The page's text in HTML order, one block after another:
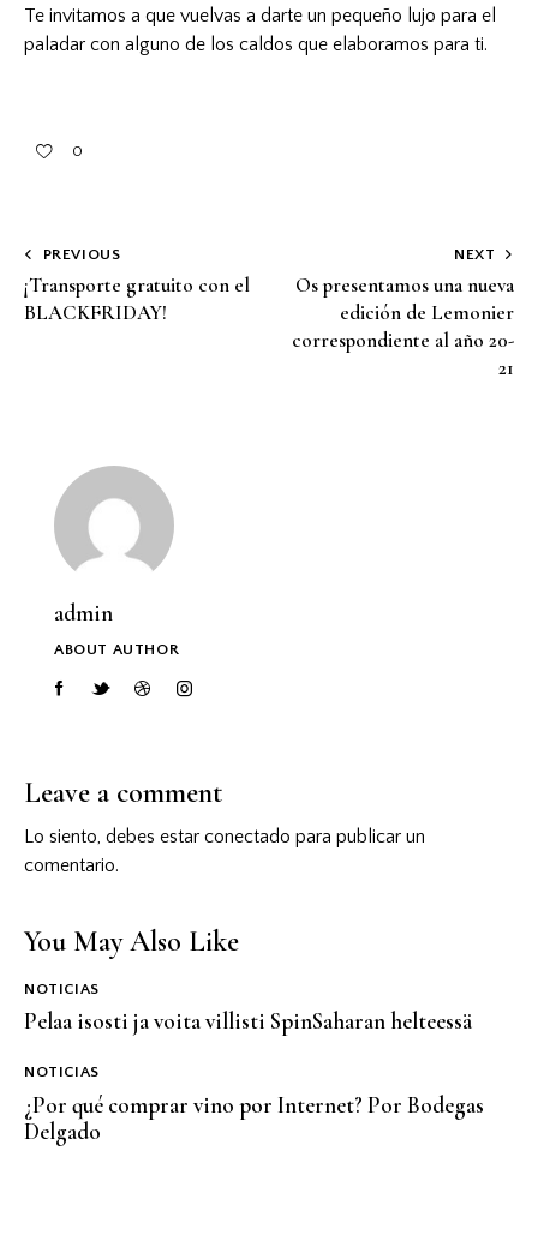
Te invitamos a que vuelvas a darte un pequeño lujo para el
paladar con alguno de los caldos que elaboramos para ti.
0
PREVIOUS
¡Transporte gratuito con el
BLACKFRIDAY!
NEXT
Os presentamos una nueva
edición de Lemonier
correspondiente al año 20-
21
admin
ABOUT AUTHOR
Leave a comment
Lo siento, debes estar conectado para publicar un
comentario.
You May Also Like
NOTICIAS
Pelaa isosti ja voita villisti SpinSaharan helteessä
NOTICIAS
¿Por qué comprar vino por Internet? Por Bodegas
Delgado